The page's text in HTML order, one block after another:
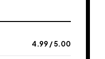
4.99 / 5.00